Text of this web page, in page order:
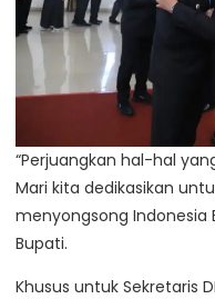
“Perjuangkan hal-hal
Mari kita dedikasikan
menyongsong Indonesia
Bupati.
Khusus untuk Sekretaris